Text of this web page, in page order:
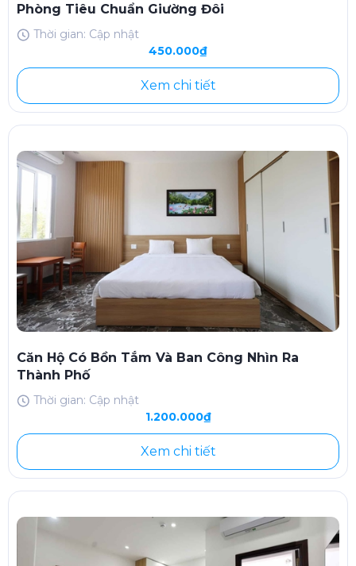
Phòng Tiêu Chuẩn Giường Đôi
Thời gian: Cập nhật
450.000₫
Xem chi tiết
Căn Hộ Có Bồn Tắm Và Ban Công Nhìn Ra
Thành Phố
Thời gian: Cập nhật
1.200.000₫
Xem chi tiết